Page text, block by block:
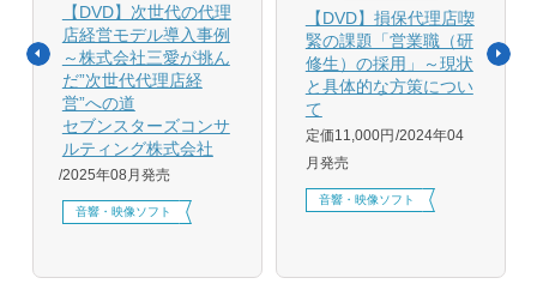
【DVD】次世代の代理
店経営モデル導入事例
～株式会社三愛が挑ん
だ”次世代代理店経
営”への道
セブンスターズコンサ
ルティング株式会社
2025年08月発売
音響・映像ソフト
【DVD】損保代理店喫
緊の課題「営業職（研
修生）の採用」～現状
と具体的な方策につい
て
定価11,000円 2024年04
月発売
音響・映像ソフト